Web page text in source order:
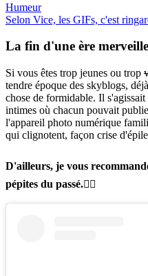
Humeur
Selon Vice, les GIFs, c'est
La fin d'une ère
Si vous êtes trop jeunes ou trop
tendre époque des skyblogs,
chose de formidable. Il
intimes où chacun pouvait
l'appareil photo numérique
qui clignotent, façon crise
D'ailleurs, je vous
pépites du passé.👇🏽